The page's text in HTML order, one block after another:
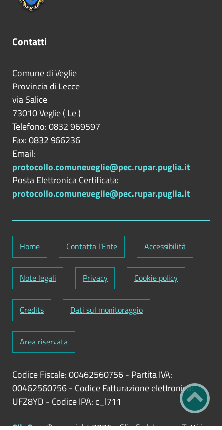
Contatti
Comune di Veglie
Provincia di Lecce
via Salice
73010Veglie( Le)
Telefono: 0832 969597
Fax: 0832 966236
Email:
protocollo.comuneveglie@pec.rupar.puglia.it
Posta Elettronica Certificata:
protocollo.comuneveglie@pec.rupar.puglia.it
Home Contatta l'Ente Accessibilità
Note legali Privacy Cookie policy
Credits Dati sul monitoraggio
Area riservata
Codice Fiscale: 00462560756- Partita IVA:
00462560756- Codice Fatturazione elettronica:
UFZ8YD - Codice IPA: c_l711
ClioCom© copyright 2026 - Clio S.r.l. Lecce - Tutti i